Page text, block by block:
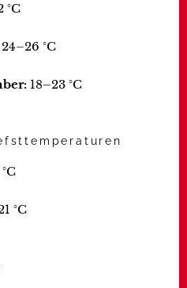
°C
24–26 °C
18–23 °C
°C